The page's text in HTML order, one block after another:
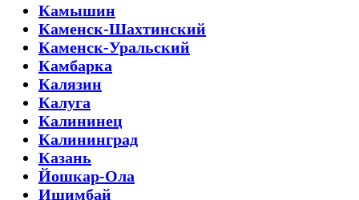
Камышин
Каменск-Шахтинский
Каменск-Уральский
Камбарка
Калязин
Калуга
Калининец
Калининград
Казань
Йошкар-Ола
Ишимбай